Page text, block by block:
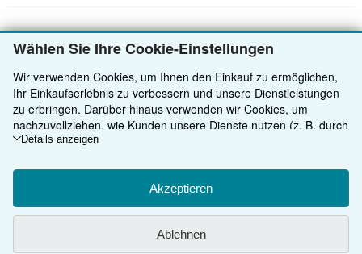
Wählen Sie Ihre Cookie-Einstellungen
Wir verwenden Cookies, um Ihnen den Einkauf zu ermöglichen,
Ihr Einkaufserlebnis zu verbessern und unsere Dienstleistungen
zu erbringen. Darüber hinaus verwenden wir Cookies, um
nachzuvollziehen, wie Kunden unsere Dienste nutzen (z. B. durch
die Erfassung von Website-Besuchen), sodass wir Optimierungen
Cookies von Drittanbietern ein, um in Anzeigen relevante Inhalte
darzustellen und die Effizienz von Anzeigen zu ermitteln. Wählen
Sie „Ablehnen" aus, um abzulehnen, oder „Personalisieren", um
mehr zu erfahren. Sie können Ihre Auswahl jederzeit ändern,
Cookie-Einstellungen aufrufen. Weitere
Details anzeigen
Akzeptieren
Ablehnen
ZURÜCK NACH OBEN
Kaufen
Detailsuche
Anbieten